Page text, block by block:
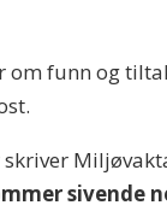
funn og
sivende